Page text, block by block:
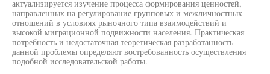
актуализируется изучение процесса формирования ценностей,
направленных на регулирование групповых и межличностных
отношений в условиях рыночного типа взаимодействий и
высокой миграционной подвижности населения. Практическая
потребность и недостаточная теоретическая разработанность
данной проблемы определяют востребованность осуществления
подобной исследовательской работы.